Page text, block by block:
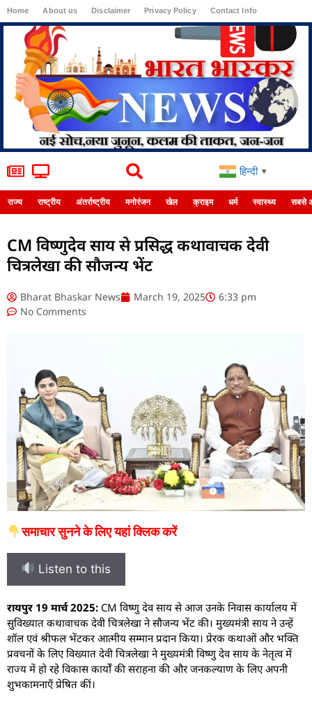
Home About us Disclaimer Privacy Policy Contact Info
हिन्दी ▼
राज्य राष्ट्रीय अंतर्राष्ट्रीय मनोरंजन खेल क्राइम धर्म स्वास्थ्य सबसे
CM विष्णुदेव साय से प्रसिद्ध कथावाचक देवी
चित्रलेखा की सौजन्य भेंट
Bharat Bhaskar News March 19, 2025
6:33 pm
No Comments
समाचार सुनने के लिए यहां क्लिक करें
Listen to this
रायपुर 19 मार्च 2025: CM विष्णु देव साय से आज उनके निवास कार्यालय में
सुविख्यात कथावाचक देवी चित्रलेखा ने सौजन्य भेंट की। मुख्यमंत्री साय ने उन्हें
शॉल एवं श्रीफल भेंटकर आत्मीय सम्मान प्रदान किया। प्रेरक कथाओं और भक्ति
प्रवचनों के लिए विख्यात देवी चित्रलेखा ने मुख्यमंत्री विष्णु देव साय के नेतृत्व में
राज्य में हो रहे विकास कार्यों की सराहना की और जनकल्याण के लिए अपनी
शुभकामनाएँ प्रेषित कीं।